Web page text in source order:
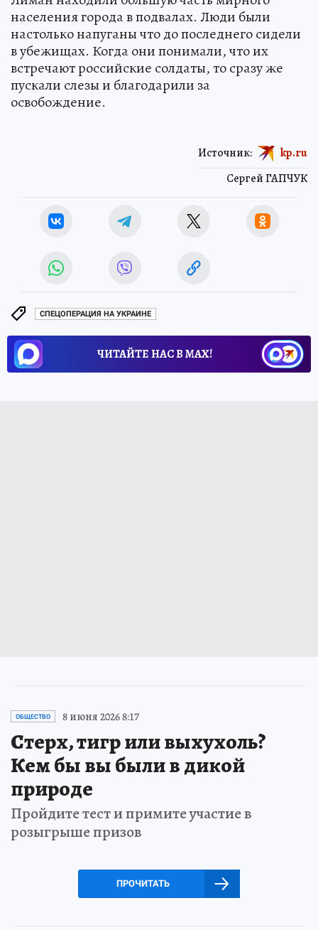
населения города в подвалах. Люди были
настолько напуганы что до последнего сидели
в убежищах. Когда они понимали, что их
встречают российские солдаты, то сразу же
пускали слезы и благодарили за
освобождение.
Сергей ГАПЧУК
Источник: kp.ru
СПЕЦОПЕРАЦИЯ НА УКРАИНЕ
ЧИТАЙТЕ НАС В МАХ!
ОБЩЕСТВО 8 июня 2026 8:17
Стерх, тигр или выхухоль?
Кем бы вы были в дикой
природе
Пройдите тест и примите участие в
розыгрыше призов
ПРОЧИТАТЬ